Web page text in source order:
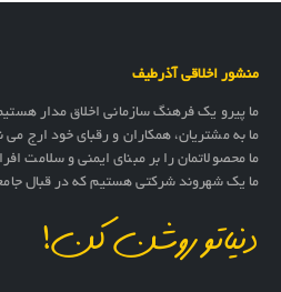
منشور اخلاقی آذرطیف
ما پیرو یک فرهنگ سازمانی اخلاق مدار
ما به مشتریان، همکاران و رقبای خود ارج می
ما محصولاتمان را بر مبنای ایمنی و سلامت
ما یک شهروند شرکتی هستیم که در قبال
دنیاتو روشن کن!